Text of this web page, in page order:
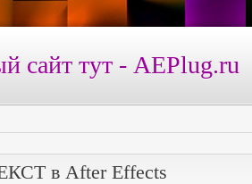
сайт тут - AEPlug.ru
в After Effects